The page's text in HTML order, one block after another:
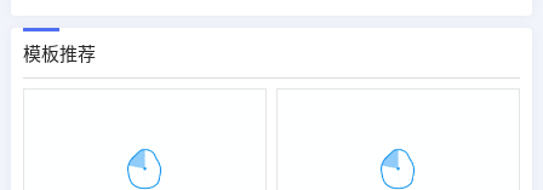
模板推荐